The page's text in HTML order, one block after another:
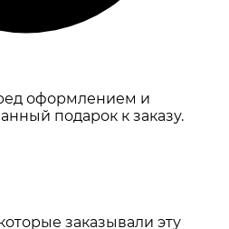
оформлением и
подарок к заказу.
заказывали эту